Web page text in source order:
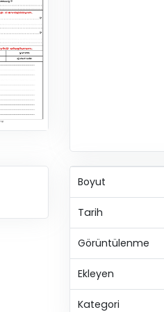
Boyut
Tarih
Görüntülenme
Ekleyen
Kategori